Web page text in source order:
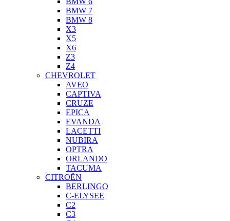
BMW 7
BMW 8
X3
X5
X6
Z3
Z4
CHEVROLET
AVEO
CAPTIVA
CRUZE
EPICA
EVANDA
LACETTI
NUBIRA
OPTRA
ORLANDO
TACUMA
CITROËN
BERLINGO
C-ELYSEE
C2
C3